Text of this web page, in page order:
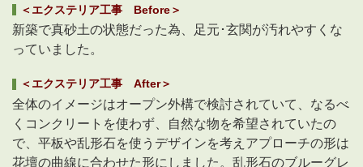
＜エクステリア工事 Before＞
新築で真砂土の状態だった為、足元･玄関が汚れやすくな
っていました。
＜エクステリア工事 After＞
全体のイメージはオープン外構で検討されていて、なるべ
くコンクリートを使わず、自然な物を希望されていたの
で、平板や乱形石を使うデザインを考えアプローチの形は
花壇の曲線に合わせた形にしました。乱形石のブルーグレ